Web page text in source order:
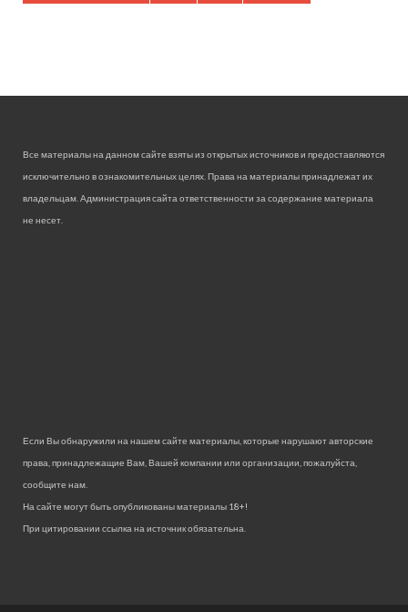
Все материалы на данном сайте взяты из открытых источников и предоставляются
исключительно в ознакомительных целях. Права на материалы принадлежат их
владельцам. Администрация сайта ответственности за содержание материала
не несет.
Если Вы обнаружили на нашем сайте материалы, которые нарушают авторские
права, принадлежащие Вам, Вашей компании или организации, пожалуйста,
сообщите нам.
На сайте могут быть опубликованы материалы 18+!
При цитировании ссылка на источник обязательна.